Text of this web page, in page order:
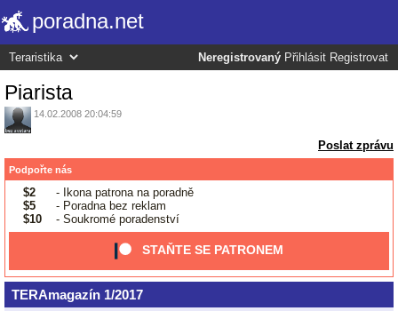
poradna.net
Neregistrovaný Přihlásit Registrovat
Piarista
14.02.2008 20:04:59
Poslat zprávu
Podpořte nás
$2
- Ikona patrona na poradně
$5
- Poradna bez reklam
$10
- Soukromé poradenství
STAŇTE SE PATRONEM
TERAmagazín 1/2017